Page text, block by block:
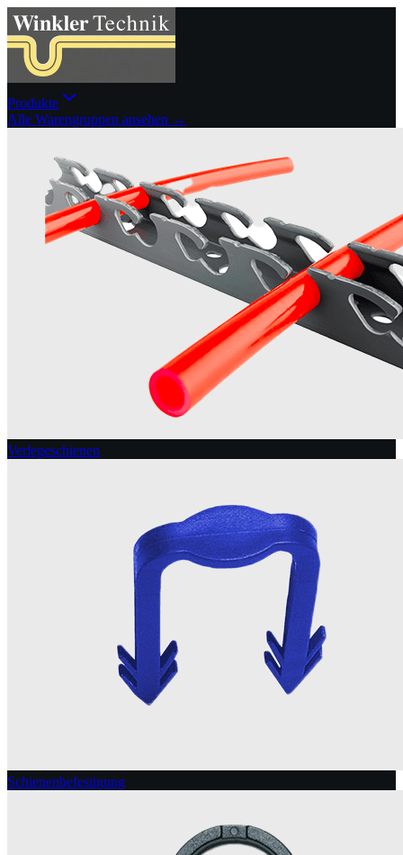
Produkte
Alle Warengruppen ansehen →
Verlegeschienen
Schienenbefestigung